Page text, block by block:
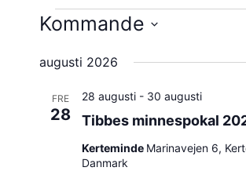
Evenemang
Kommande
datum.
augusti 2026
FRE
28 Tibbes minnespokal
28 augusti- 30 augusti
Kerteminde Marinavejen 6,
Danmark